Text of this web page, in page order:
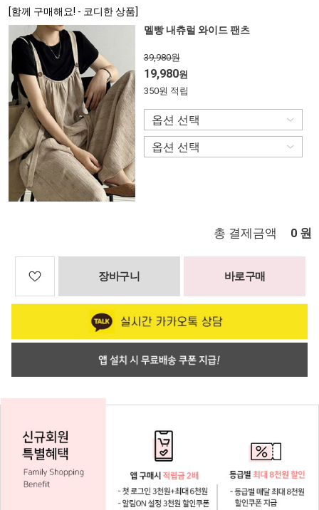
[함께 구매해요! - 코디한 상품]
멜빵 내츄럴 와이드 팬츠
39,980원
19,980원
350원 적립
총 결제금액 0 원
장바구니 바로구매